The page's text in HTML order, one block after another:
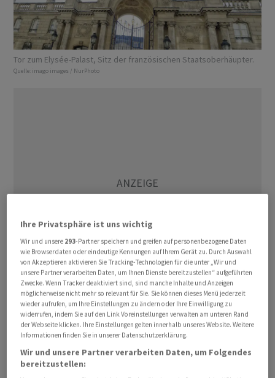
Tor zum Elysée-Palast, Sitz der französischen Staatsoberhäupter.
Quelle: imago images / NurPhoto
Die für europäische Vergleichszwecke berechnete
Teuerungsrate (HVPI) betrug im März wie bereits im
Vormonat 0,9 Prozent, wie das Statistikamt Insee am
Freitag mitteilte. Von Reuters befragte Experten hatten
mit einem Anstieg auf 1,1 Prozent gerechnet. Die
Ihre Privatsphäre ist uns wichtig
Wir und unsere 293-Partner speichern und greifen auf personenbezogene Daten
wie Browserdaten oder eindeutige Kennungen auf Ihrem Gerät zu. Durch Auswahl
von Akzeptieren aktivieren Sie Tracking-Technologien für die unter „Wir und
unsere Partner verarbeiten Daten, um Ihnen Dienste bereitzustellen“ aufgeführten
Zwecke. Wenn Tracker deaktiviert sind, sind manche Inhalte und Anzeigen
möglicherweise nicht mehr so relevant für Sie. Sie können dieses Menü jederzeit
wieder aufrufen, um Ihre Einstellungen zu ändern oder Ihre Einwilligung zu
widerrufen, indem Sie auf den Link Voreinstellungen verwalten am unteren Rand
der Webseite klicken. Ihre Einstellungen gelten innerhalb unseres Website. Weitere
Informationen finden Sie in unserer Datenschutzerklärung.
Wir und unsere Partner verarbeiten Daten, um Folgendes
bereitzustellen: